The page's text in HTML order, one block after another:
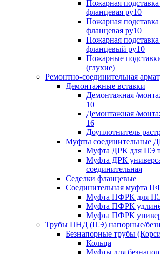
Пожарная подставка
фланцевая ру10
Пожарная
фланцевая ру10
Пожарная
фланцевый ру10
Пожарные
(глухие)
Ремонтно-соединительная
Демонтажные вставки
Демонтажная /
10
Демонтажная /
16
Доуплотнитель
Муфты соединительные
Муфта ДРК для ПЭ
Муфта ДРК
соединительная
Седелки фланцевые
Соединительная муфта
Муфта ПФРК для
Муфта ПФРК
Муфта ПФРК
Трубы ПНД (ПЭ) напорные/
Безнапорные трубы
Кольца
Муфты для